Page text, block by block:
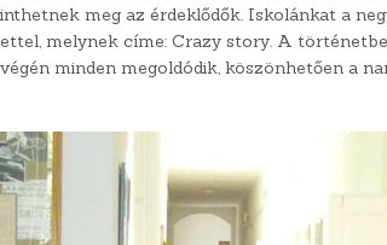
meg az érdeklődők. Iskolánkat a
melynek címe: Crazy story. A
minden megoldódik, köszönhetően a